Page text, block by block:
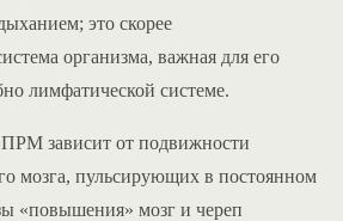
это скорее
организма, важная для его
лимфатической системе.
зависит от подвижности
мозга, пульсирующих в постоянном
«повышения» мозг и череп